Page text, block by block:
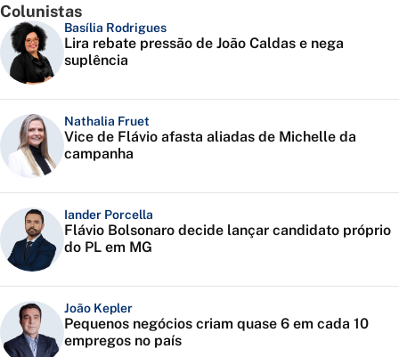
Colunistas
Basília Rodrigues
Lira rebate pressão de João Caldas e nega
suplência
Nathalia Fruet
Vice de Flávio afasta aliadas de Michelle da
campanha
Iander Porcella
Flávio Bolsonaro decide lançar candidato próprio
do PL em MG
João Kepler
Pequenos negócios criam quase 6 em cada 10
empregos no país